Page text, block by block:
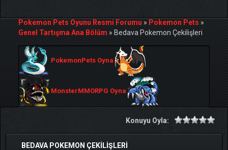
Pokemon Pets Oyunu Resmi Forumu»Pokemon Pets»
Genel Tartışma Ana Bölüm»Bedava Pokemon Çekilişleri
PokemonPets Oyna
MonsterMMORPG Oyna
Konuyu Oyla:
BEDAVA POKEMON ÇEKILIŞLERI